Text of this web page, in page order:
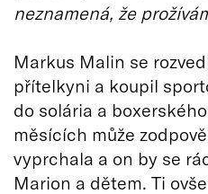
neznamená, že
Markus Malin se
přítelkyni a koupil
do solária a
měsících může
vyprchala a on by se
Marion a dětem. Ti